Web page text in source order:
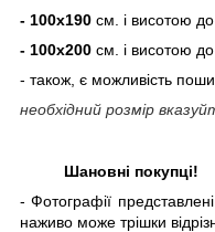
- 100х190 см. і висотою
- 100х200 см. і висотою
- також, є можливість
необхідний розмір
Шановні покупці!
- Фотографії
наживо може трішки